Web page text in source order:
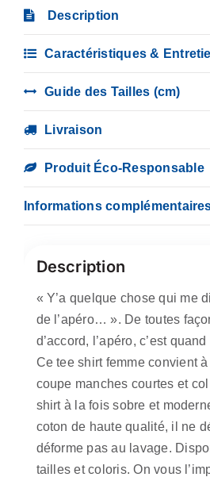
it’s
Description
Caractéristiques &
Guide des Tailles (cm)
Livraison
Produit Éco-Responsable
Informations
Description
« Y’a quelque chose qui me
de l’apéro… ». De toutes
d’accord, l’apéro, c’est
Ce tee shirt femme convient
coupe manches courtes et
shirt à la fois sobre et
coton de haute qualité, il ne
déforme pas au lavage.
tailles et coloris. On vous